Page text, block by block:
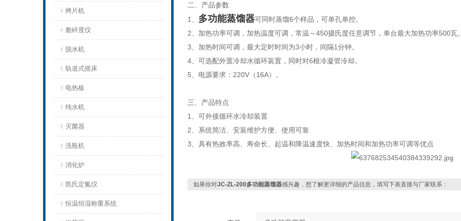
烤片机
脆碎度仪
脱水机
轨道式摇床
电热板
纯水机
灭菌器
洗瓶机
消化炉
凯氏定氮仪
恒温恒湿称重系统
二、产品参数
1、 多功能蒸馏器可同时蒸馏6个样品，可单孔单控。
2、加热功率可调，加热温度可调，常温～450摄氏度任意调节，单台最大加热功率500瓦。
3、加热时间可调，最大定时时间为3小时，间隔1分钟。
4、可选配外置冷却水循环装置，同时对6根冷凝管冷却。
5、电源要求：220V（16A）。
三、产品特点
1、可外接循环水冷却装置
2、系统简洁、安装维护方便、使用可靠
3、具有热效率高、寿命长、起温和降温速度快、加热时间和加热功率可调等优点
如果你对JC-ZL-200多功能蒸馏器感兴趣，想了解更详细的产品信息，填写下表直接与厂家联系：